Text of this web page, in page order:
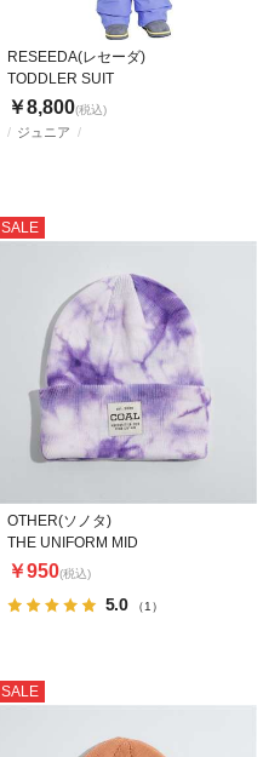
ジュニア
RESEEDA(レセーダ)
TODDLER SUIT
￥8,800(税込)
SALE
5.0 （1）
OTHER(ソノタ)
THE UNIFORM MID
￥950(税込)
SALE